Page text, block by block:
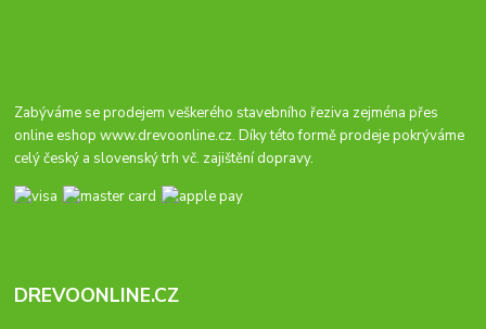
Zabýváme se prodejem veškerého stavebního řeziva zejména přes
online eshopwww.drevoonline.cz. Díky této formě prodeje pokrýváme
celý český a slovenský trh vč. zajištění dopravy.
DREVOONLINE.CZ